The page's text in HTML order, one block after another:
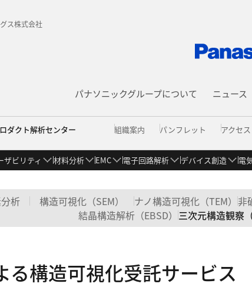
ス株式会社
パナソニックグループについて ニュース
ダクト解析センター 組織案内
案内
パンフレット アクセス
セス
ター情報・技術情報
館
オ解析 情報館
信頼性 情報館
ザビリティ 材料分析 EMC 電子回路解析 デバイス創造 電
析 構造可視化（SEM） ナノ構造可視化（TEM） 非
結晶構造解析（EBSD） 三次元構造観察
る構造可視化受託サービス